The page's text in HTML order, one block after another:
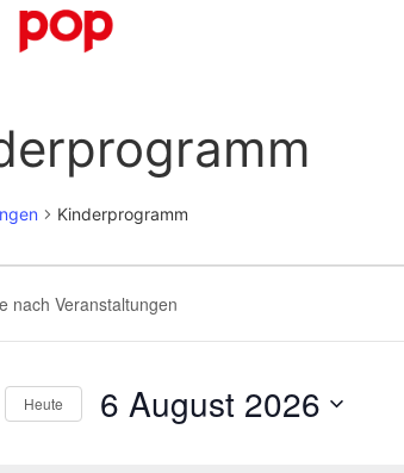
Kinderprogramm
Heute 6 August 2026